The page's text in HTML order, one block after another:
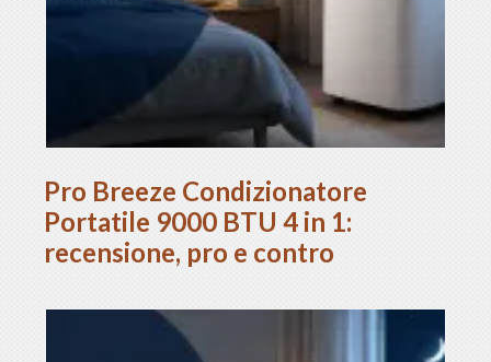
Pro Breeze Condizionatore
Portatile 9000 BTU 4 in 1:
recensione, pro e contro